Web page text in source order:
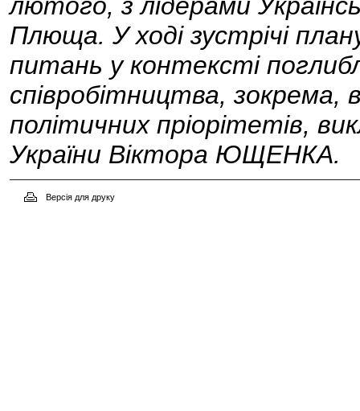
Плюща. У ході зустрічі
питань у контексті
співробітництва, зокрема,
політичних пріорітетів,
України Віктора ЮЩЕНКА.
Версія для друку